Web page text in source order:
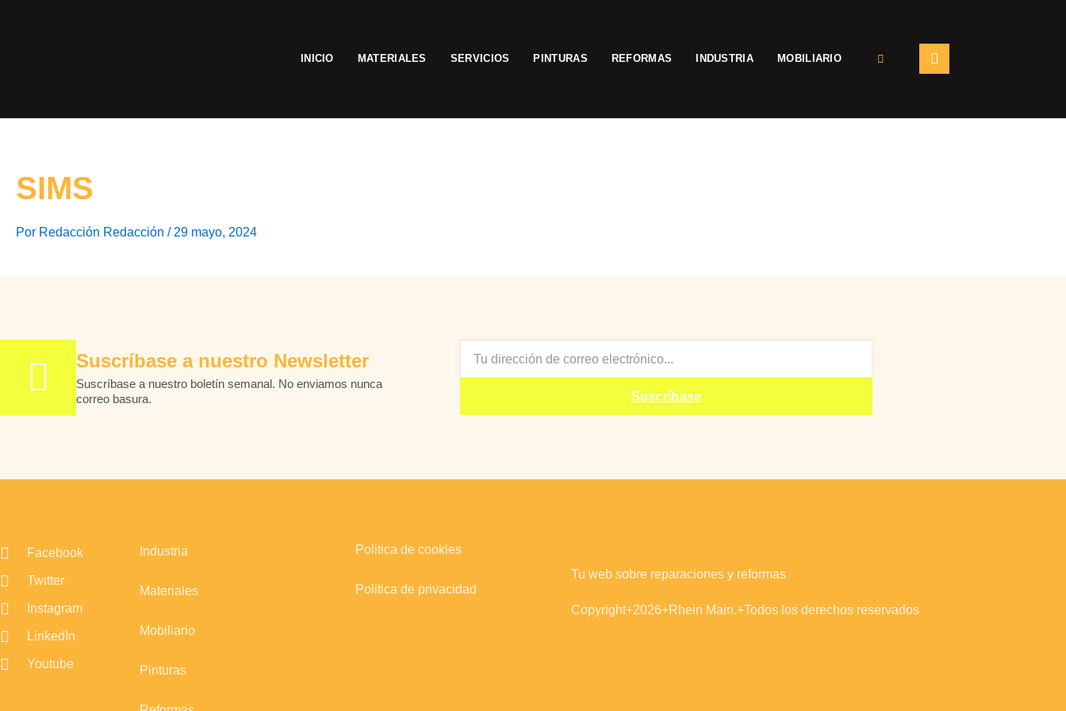
INICIO MATERIALES SERVICIOS PINTURAS REFORMAS INDUSTRIA MOBILIARIO
SIMS
Por Redacción Redacción / 29 mayo, 2024
Suscríbase a nuestro Newsletter
Suscríbase a nuestro boletín semanal. No enviamos nunca
correo basura.
Suscríbase
Facebook
Twitter
Instagram
LinkedIn
Youtube
Industria
Materiales
Mobiliario
Pinturas
Politica de cookies
Politica de privacidad
Tu web sobre reparaciones y reformas
Copyright+2026+Rhein Main.+Todos los derechos reservados